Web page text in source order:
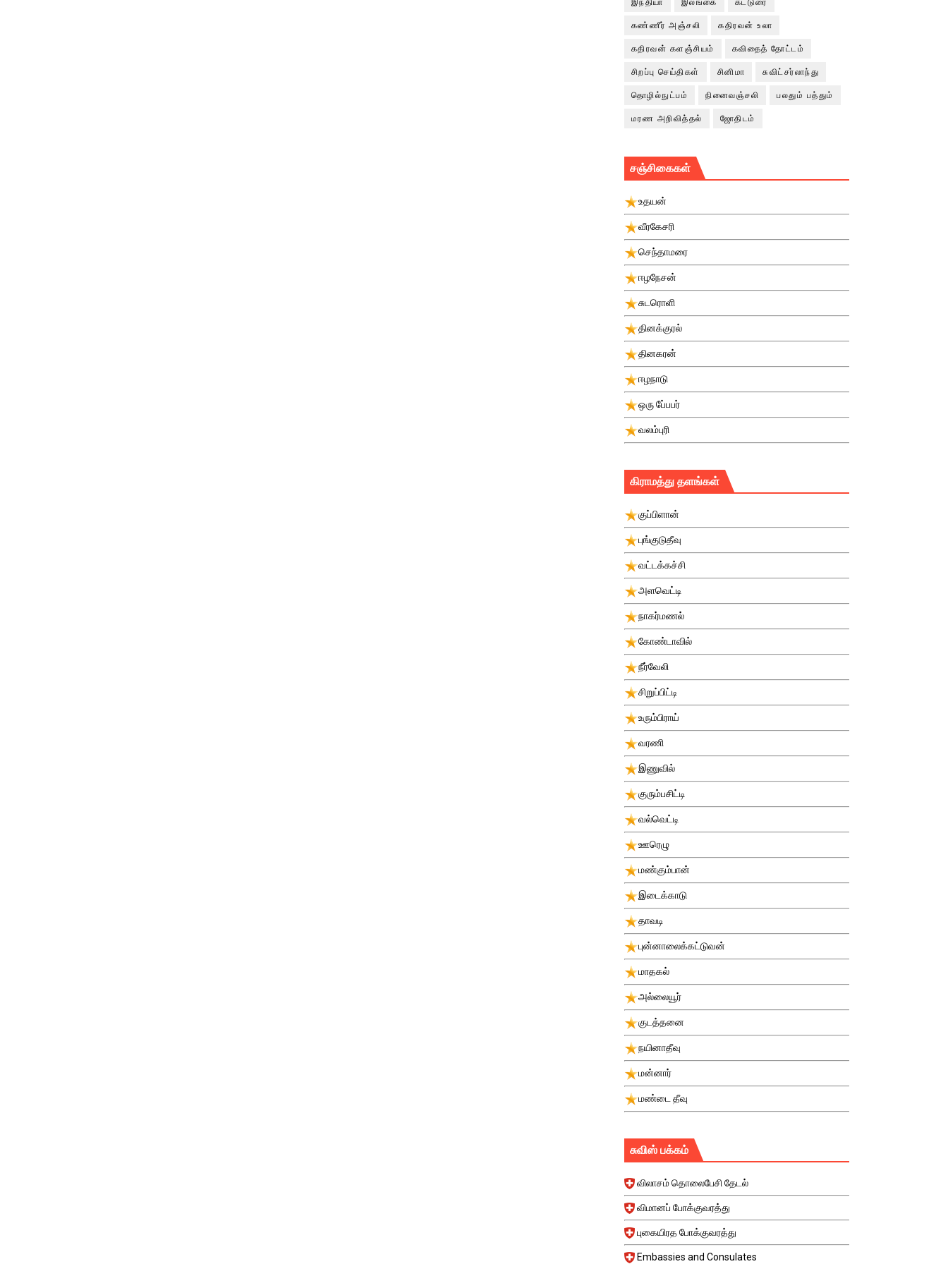
கண்ணீர் அஞ்சலி கதிரவன் உலா
கதிரவன் களஞ்சியம் கவிதைத் தோட்டம்
சிறப்பு செய்திகள் சினிமா சுவிட்சர்லாந்து
தொழில்நுட்பம் நினைவஞ்சலி பலதும் பத்தும்
மரண அறிவித்தல் ஜோதிடம்
சஞ்சிகைகள்
உதயன்
வீரகேசரி
செந்தாமரை
ஈழநேசன்
சுடரொளி
தினக்குரல்
தினகரன்
ஈழநாடு
ஒரு பே்பபர்
வலம்புரி
கிராமத்து தளங்கள்
குப்பிளான்
புங்குடுதீவு
வட்டக்கச்சி
அளவெட்டி
நாகர்மணல்
கோண்டாவில்
நீர்வேலி
சிறுப்பிட்டி
உரும்பிராய்
வரணி
இணுவில்
குரும்பசிட்டி
வல்வெட்டி
ஊரெழு
மண்கும்பான்
இடைக்காடு
தாவடி
புன்னாலைக்கட்டுவன்
மாதகல்
அல்லையூர்
குடத்தனை
நயினாதீவு
மன்னார்
மண்டை தீவு
சுவிஸ் பக்கம்
விலாசம் தொலைபேசி தேடல்
விமானப் போக்குவரத்து
புகையிரத போக்குவரத்து
Embassies and Consulates